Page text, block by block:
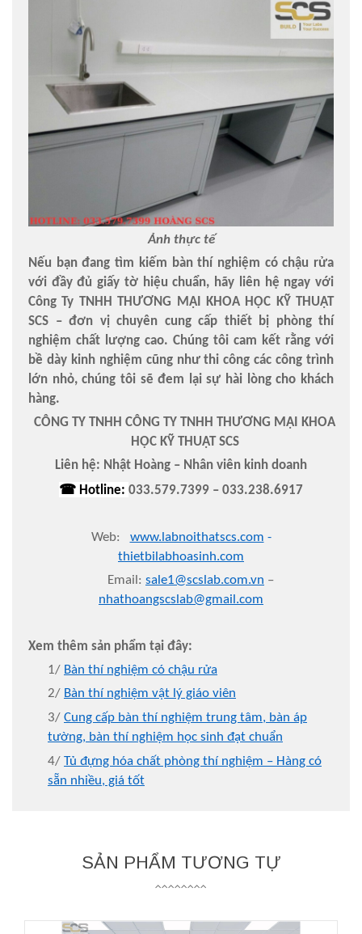
Ảnh thực tế
Nếu bạn đang tìm kiếm bàn thí nghiệm có chậu rửa
với đầy đủ giấy tờ hiệu chuẩn, hãy liên hệ ngay với
Công Ty TNHH THƯƠNG MẠI KHOA HỌC KỸ THUẬT
SCS – đơn vị chuyên cung cấp thiết bị phòng thí
nghiệm chất lượng cao. Chúng tôi cam kết rằng với
bề dày kinh nghiệm cũng như thi công các công trình
lớn nhỏ, chúng tôi sẽ đem lại sự hài lòng cho khách
hàng.
CÔNG TY TNHH CÔNG TY TNHH THƯƠNG MẠI KHOA
HỌC KỸ THUẬT SCS
Liên hệ: Nhật Hoàng – Nhân viên kinh doanh
☎ Hotline: 033.579.7399 – 033.238.6917
Web: www.labnoithatscs.com -
thietbilabhoasinh.com
Email: sale1@scslab.com.vn –
nhathoangscslab@gmail.com
Xem thêm sản phẩm tại đây:
1/ Bàn thí nghiệm có chậu rửa
2/ Bàn thí nghiệm vật lý giáo viên
3/ Cung cấp bàn thí nghiệm trung tâm, bàn áp
tường, bàn thí nghiệm học sinh đạt chuẩn
4/ Tủ đựng hóa chất phòng thí nghiệm – Hàng có
sẵn nhiều, giá tốt
SẢN PHẨM TƯƠNG TỰ